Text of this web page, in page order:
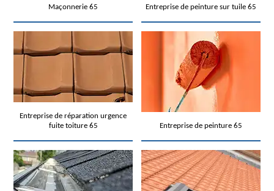
Maçonnerie 65 Entreprise de peinture sur tuile 65
Entreprise de réparation urgence
fuite toiture 65
Entreprise de peinture 65